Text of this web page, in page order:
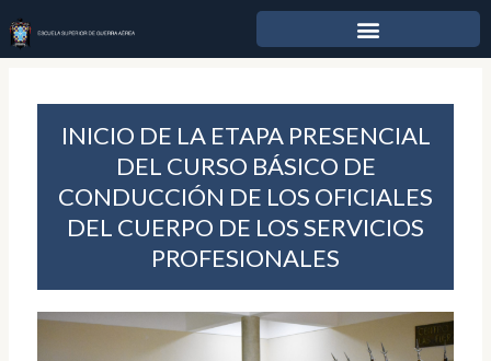
al
INICIO DE LA ETAPA PRESENCIAL
DEL CURSO BÁSICO DE
CONDUCCIÓN DE LOS OFICIALES
DEL CUERPO DE LOS SERVICIOS
PROFESIONALES